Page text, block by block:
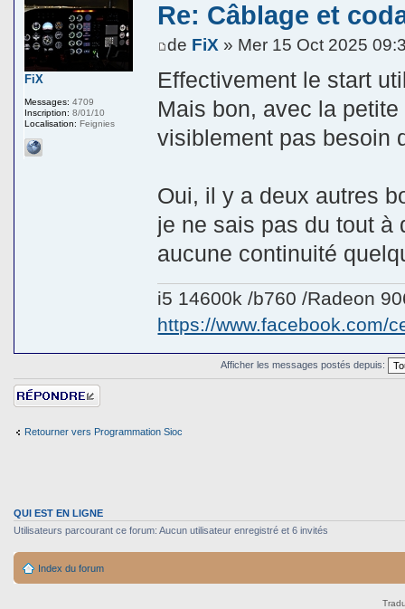
Re: Câblage et
de FiX » Mer 15 Oct 2025
Effectivement le start
Mais bon, avec la
visiblement pas besoin
Oui, il y a deux autres
je ne sais pas du tout à
aucune continuité
i5 14600k /b760 /Radeon
https://www.facebook.com/
FiX
Messages: 4709
Inscription: 8/01/10
Localisation: Feignies
Afficher les messages postés depuis:
Répondre
Retourner vers Programmation Sioc
QUI EST EN LIGNE
Utilisateurs parcourant ce forum: Aucun utilisateur enregistré et 6 invités
Index du forum